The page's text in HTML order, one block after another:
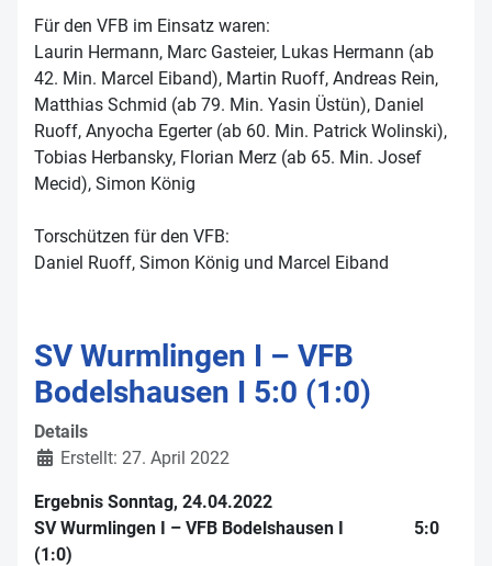
Für den VFB im Einsatz waren:
Laurin Hermann, Marc Gasteier, Lukas Hermann (ab
42. Min. Marcel Eiband), Martin Ruoff, Andreas Rein,
Matthias Schmid (ab 79. Min. Yasin Üstün), Daniel
Ruoff, Anyocha Egerter (ab 60. Min. Patrick Wolinski),
Tobias Herbansky, Florian Merz (ab 65. Min. Josef
Mecid), Simon König
Torschützen für den VFB:
Daniel Ruoff, Simon König und Marcel Eiband
SV Wurmlingen I – VFB
Bodelshausen I 5:0 (1:0)
Details
Erstellt: 27. April 2022
Ergebnis Sonntag, 24.04.2022
SV Wurmlingen I – VFB Bodelshausen I 5:0
(1:0)